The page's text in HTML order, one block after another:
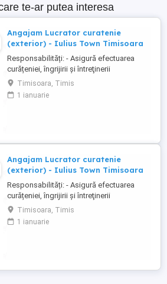
te-ar putea interesa
Angajam Lucrator curatenie
(exterior) - Iulius Town Timisoara
Responsabilități: - Asigură efectuarea
curățeniei, îngrijirii şi întreţinerii
amplasamentului exterior al Mall-ului; -
Colectează cartoanele din locaţie şi le
trimite spre punctul de colectare; - Pe timp
Timisoara, Timis
1 ianuarie
Angajam Lucrator curatenie
(exterior) - Iulius Town Timisoara
Responsabilități: - Asigură efectuarea
curățeniei, îngrijirii şi întreţinerii
amplasamentului exterior al Mall-ului; -
Colectează cartoanele din locaţie şi le
trimite spre punctul de colectare; - Pe timp
Timisoara, Timis
1 ianuarie